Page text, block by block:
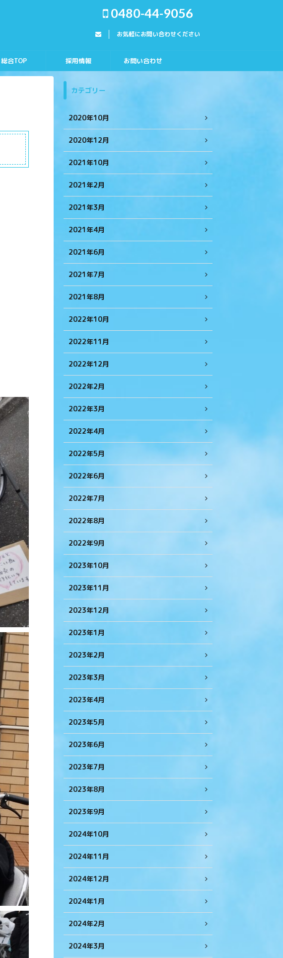
0480-44-9056
お気軽にお問い合わせください
総合TOP 採用情報 お問い合わせ
カテゴリー
2020年10月
2020年12月
2021年10月
2021年2月
2021年3月
2021年4月
2021年6月
2021年7月
2021年8月
2022年10月
2022年11月
2022年12月
2022年2月
2022年3月
2022年4月
2022年5月
2022年6月
2022年7月
2022年8月
2022年9月
2023年10月
2023年11月
2023年12月
2023年1月
2023年2月
2023年3月
2023年4月
2023年5月
2023年6月
2023年7月
2023年8月
2023年9月
2024年10月
2024年11月
2024年12月
2024年1月
2024年2月
2024年3月